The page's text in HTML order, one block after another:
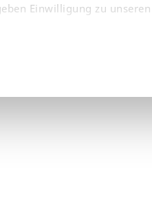
Einwilligung zu